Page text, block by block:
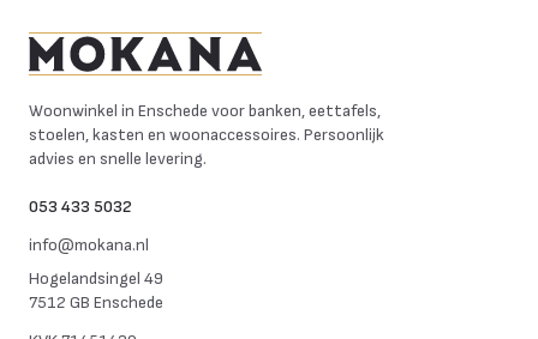
Woonwinkel in Enschede voor banken, eettafels,
stoelen, kasten en woonaccessoires. Persoonlijk
advies en snelle levering.
053 433 5032
info@mokana.nl
Hogelandsingel 49
7512 GB Enschede